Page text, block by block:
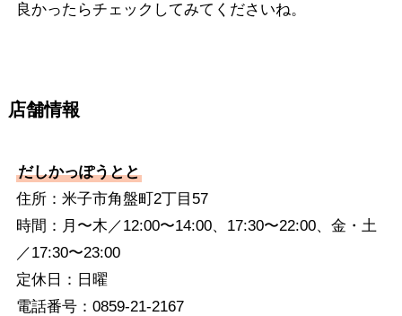
良かったらチェックしてみてくださいね。
店舗情報
だしかっぽうとと
住所：米子市角盤町2丁目57
時間：月〜木／12:00〜14:00、17:30〜22:00、金・土
／17:30〜23:00
定休日：日曜
電話番号：0859-21-2167